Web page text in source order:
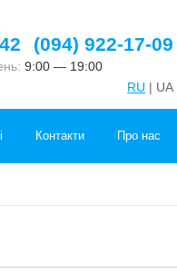
(094) 922-17-09
9:00 — 19:00
RU | UA
Контакти Про нас